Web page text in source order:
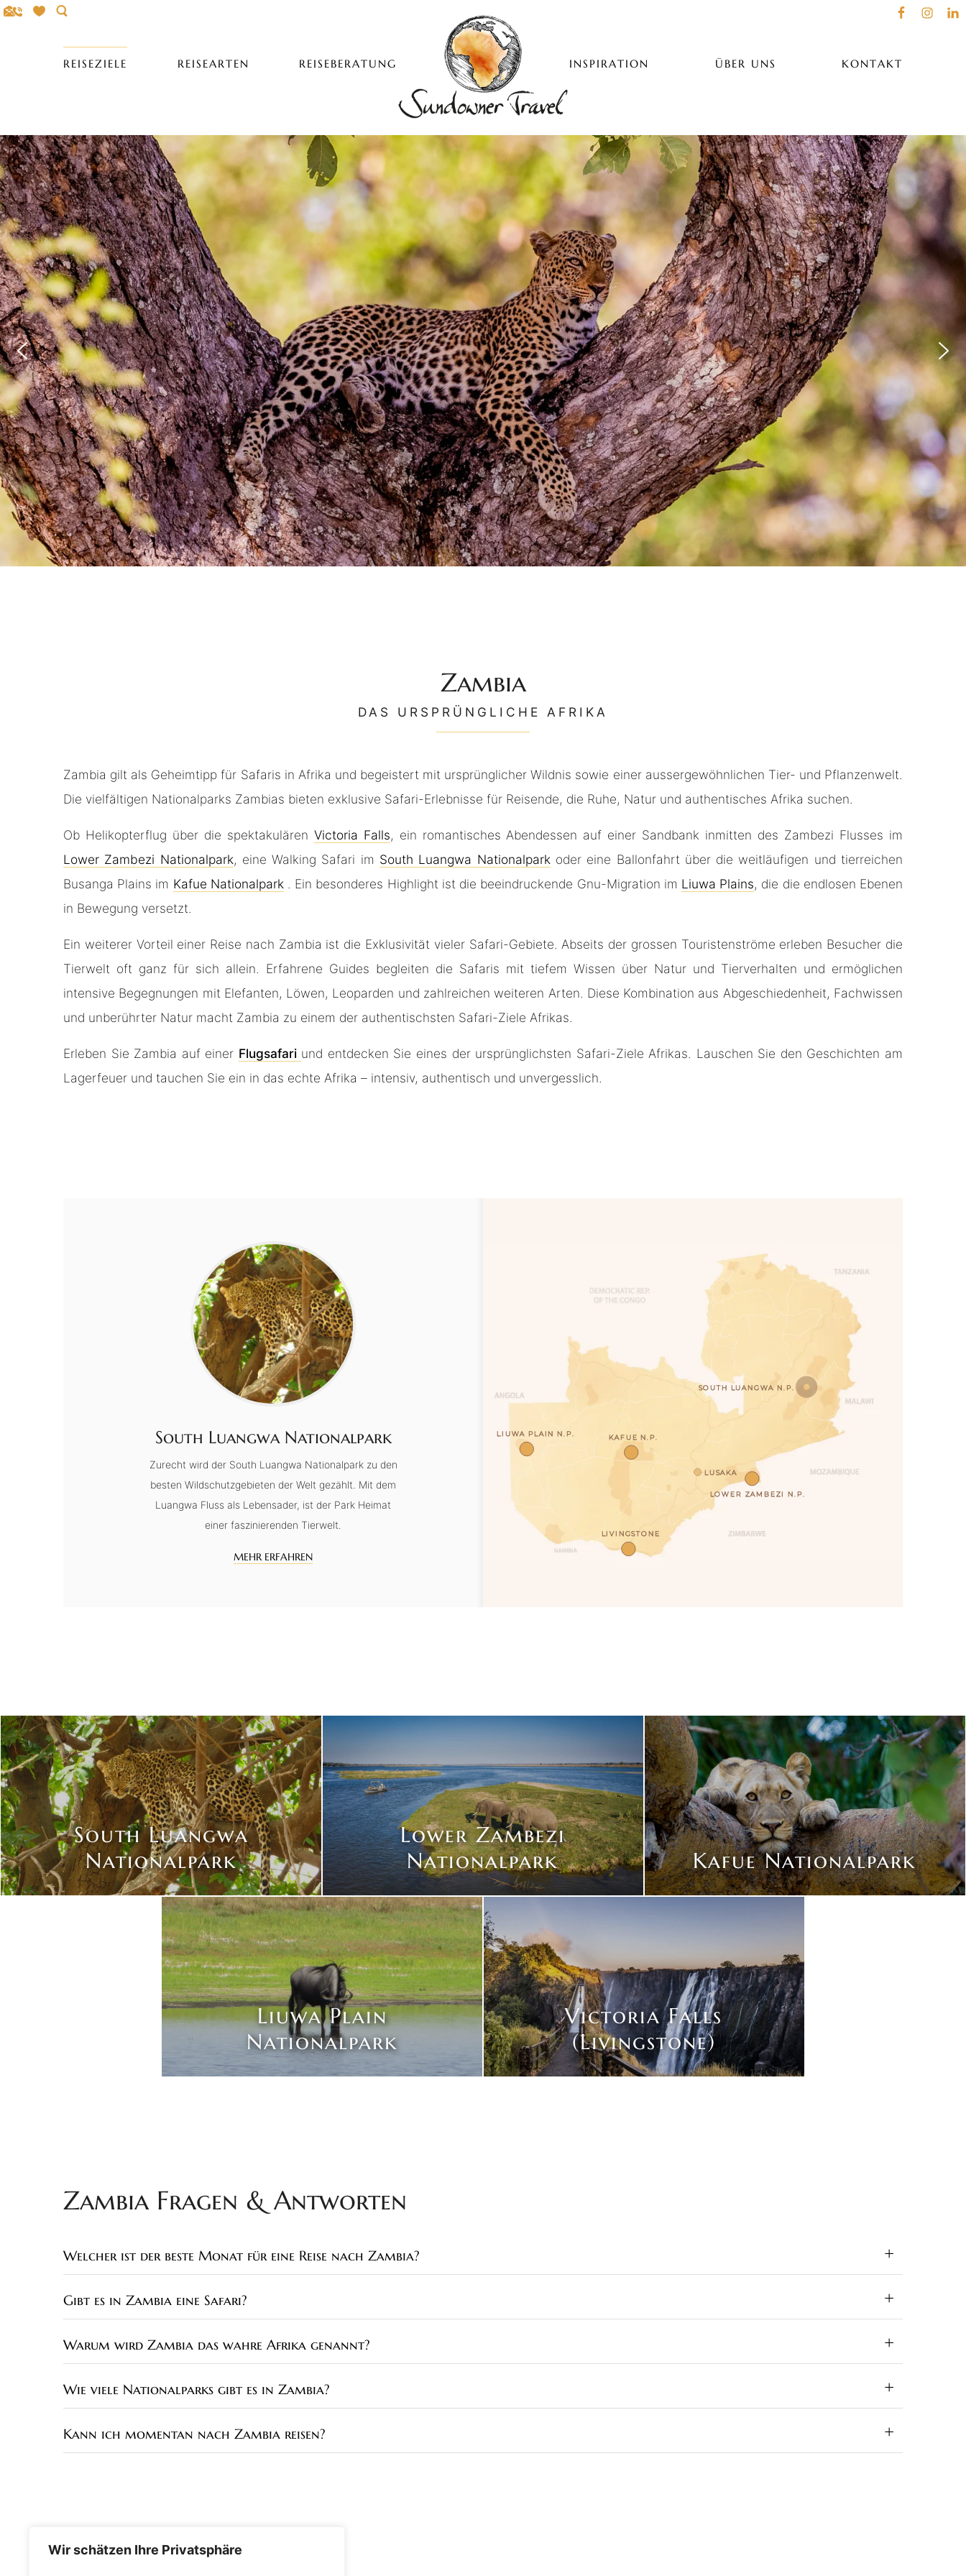
Wir schätzen Ihre Privatsphäre
Sundowner Travel
REISEZIELE REISEARTEN REISEBERATUNG INSPIRATION ÜBER UNS KONTAKT
Zambia
DAS URSPRÜNGLICHE AFRIKA
Zambia gilt als Geheimtipp für Safaris in Afrika und begeistert mit ursprünglicher Wildnis sowie einer aussergewöhnlichen Tier- und Pflanzenwelt.
Die vielfältigen Nationalparks Zambias bieten exklusive Safari-Erlebnisse für Reisende, die Ruhe, Natur und authentisches Afrika suchen.
Ob Helikopterflug über die spektakulären Victoria Falls, ein romantisches Abendessen auf einer Sandbank inmitten des Zambezi Flusses im
Lower Zambezi Nationalpark, eine Walking Safari im South Luangwa Nationalparkoder eine Ballonfahrt über die weitläufigen und tierreichen
Busanga Plains im Kafue Nationalpark. Ein besonderes Highlight ist die beeindruckende Gnu-Migration im Liuwa Plains, die die endlosen Ebenen
in Bewegung versetzt.
Ein weiterer Vorteil einer Reise nach Zambia ist die Exklusivität vieler Safari-Gebiete. Abseits der grossen Touristenströme erleben Besucher die
Tierwelt oft ganz für sich allein. Erfahrene Guides begleiten die Safaris mit tiefem Wissen über Natur und Tierverhalten und ermöglichen
intensive Begegnungen mit Elefanten, Löwen, Leoparden und zahlreichen weiteren Arten. Diese Kombination aus Abgeschiedenheit, Fachwissen
und unberührter Natur macht Zambia zu einem der authentischsten Safari-Ziele Afrikas.
Erleben Sie Zambia auf einer Flugsafari und entdecken Sie eines der ursprünglichsten Safari-Ziele Afrikas. Lauschen Sie den Geschichten am
Lagerfeuer und tauchen Sie ein in das echte Afrika – intensiv, authentisch und unvergesslich.
South Luangwa Nationalpark
Zurecht wird der South Luangwa Nationalpark zu den
besten Wildschutzgebieten der Welt gezählt. Mit dem
Luangwa Fluss als Lebensader, ist der Park Heimat
einer faszinierenden Tierwelt.
MEHR ERFAHREN
LUSAKA
SOUTH LUANGWA N.P.
LOWER ZAMBEZI N.P.
KAFUE N.P.
LIUWA PLAIN N.P.
LIVINGSTONE
South Luangwa
Nationalpark
Lower Zambezi
Nationalpark
Kafue Nationalpark
Liuwa Plain
Nationalpark
Victoria Falls
(Livingstone)
Zambia Fragen & Antworten
Welcher ist der beste Monat für eine Reise nach Zambia?
Gibt es in Zambia eine Safari?
Warum wird Zambia das wahre Afrika genannt?
Wie viele Nationalparks gibt es in Zambia?
Kann ich momentan nach Zambia reisen?